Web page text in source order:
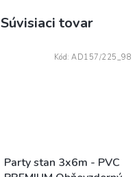
Súvisiaci tovar
Party stan 3x6m - PVC
Kód: AD157/225_98